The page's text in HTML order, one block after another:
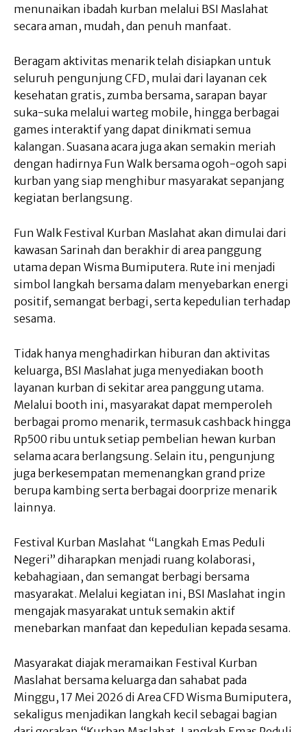
menunaikan ibadah kurban melalui BSI Maslahat
secara aman, mudah, dan penuh manfaat.
Beragam aktivitas menarik telah disiapkan untuk
seluruh pengunjung CFD, mulai dari layanan cek
kesehatan gratis, zumba bersama, sarapan bayar
suka-suka melalui warteg mobile, hingga berbagai
games interaktif yang dapat dinikmati semua
kalangan. Suasana acara juga akan semakin meriah
dengan hadirnya Fun Walk bersama ogoh-ogoh sapi
kurban yang siap menghibur masyarakat sepanjang
kegiatan berlangsung.
Fun Walk Festival Kurban Maslahat akan dimulai dari
kawasan Sarinah dan berakhir di area panggung
utama depan Wisma Bumiputera. Rute ini menjadi
simbol langkah bersama dalam menyebarkan energi
positif, semangat berbagi, serta kepedulian terhadap
sesama.
Tidak hanya menghadirkan hiburan dan aktivitas
keluarga, BSI Maslahat juga menyediakan booth
layanan kurban di sekitar area panggung utama.
Melalui booth ini, masyarakat dapat memperoleh
berbagai promo menarik, termasuk cashback hingga
Rp500 ribu untuk setiap pembelian hewan kurban
selama acara berlangsung. Selain itu, pengunjung
juga berkesempatan memenangkan grand prize
berupa kambing serta berbagai doorprize menarik
lainnya.
Festival Kurban Maslahat “Langkah Emas Peduli
Negeri” diharapkan menjadi ruang kolaborasi,
kebahagiaan, dan semangat berbagi bersama
masyarakat. Melalui kegiatan ini, BSI Maslahat ingin
mengajak masyarakat untuk semakin aktif
menebarkan manfaat dan kepedulian kepada sesama.
Masyarakat diajak meramaikan Festival Kurban
Maslahat bersama keluarga dan sahabat pada
Minggu, 17 Mei 2026 di Area CFD Wisma Bumiputera,
sekaligus menjadikan langkah kecil sebagai bagian